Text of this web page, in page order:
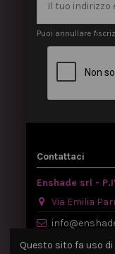
Puoi annullare
Contattaci
Enshade srl -
Via Emilia
P.IVA:
Questo sito fa uso